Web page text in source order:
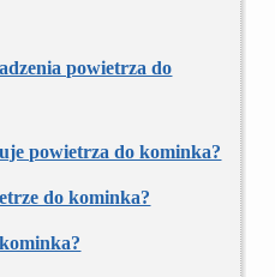
powietrza do
powietrza do kominka?
do kominka?